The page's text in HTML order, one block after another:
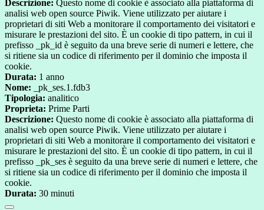
Descrizione: Questo nome di cookie è associato alla piattaforma di
analisi web open source Piwik. Viene utilizzato per aiutare i
proprietari di siti Web a monitorare il comportamento dei visitatori e
misurare le prestazioni del sito. È un cookie di tipo pattern, in cui il
prefisso _pk_id è seguito da una breve serie di numeri e lettere, che
si ritiene sia un codice di riferimento per il dominio che imposta il
cookie.
Durata: 1 anno
Nome: _pk_ses.1.fdb3
Tipologia: analitico
Proprieta: Prime Parti
Descrizione: Questo nome di cookie è associato alla piattaforma di
analisi web open source Piwik. Viene utilizzato per aiutare i
proprietari di siti Web a monitorare il comportamento dei visitatori e
misurare le prestazioni del sito. È un cookie di tipo pattern, in cui il
prefisso _pk_ses è seguito da una breve serie di numeri e lettere, che
si ritiene sia un codice di riferimento per il dominio che imposta il
cookie.
Durata: 30 minuti